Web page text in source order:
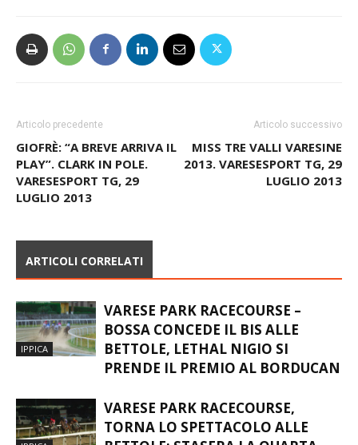
Articolo precedente
GIOFRÈ: “A BREVE ARRIVA IL
PLAY”. CLARK IN POLE.
Articolo successivo
MISS TRE VALLI VARESINE
VARESE PARK RACECOURSE –
BOSSA CONCEDE IL BIS ALLE
BETTOLE, LETHAL NIGIO SI
VARESE PARK RACECOURSE,